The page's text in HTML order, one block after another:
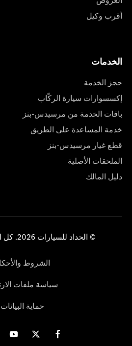
أقرب وكيل
الخدمات
حجز الخدمة
إكسسوارات سيارة الركّاب
باقات الخدمة من مرسيدس-بنز
خدمة المساعدة على الطريق
قطع غيار مرسيدس-بنز
الملحقات الأصلية
دليل المالك
© الحداد للسيارات 2026. كل الحقوق محفوظة
الشروط
سياسة ملفات
حماية البيانات